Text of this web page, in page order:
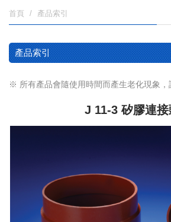
首頁 產品索引
產品索引
※ 所有產品會隨使用時間而產生老化現象，
J 11-3 矽膠連接